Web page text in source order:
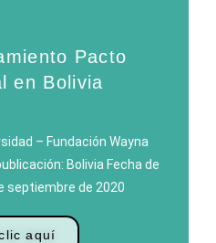
Pacto
en Bolivia
– Fundación Wayna
Bolivia Fecha de
septiembre de 2020
aquí